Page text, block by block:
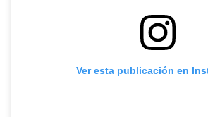
Ver esta publicación en